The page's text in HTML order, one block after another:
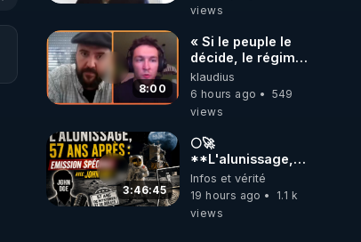
views
8:00
« Si le peuple le
décide, le régime
peut tomber
demain ! »
klaudius
6 hours ago
549
views
3:46:45
🌕🚀
**L'alunissage,
57 ans après :
Émission spéciale
avec John Doe
Infos et vérité
19 hours ago
1.1 k
views